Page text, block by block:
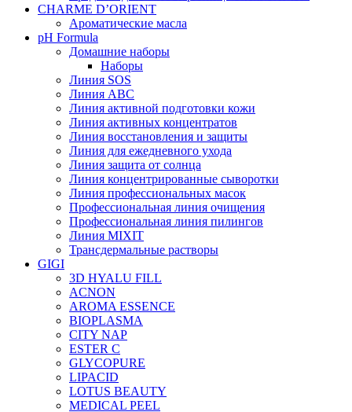
CHARME D’ORIENT
Ароматические масла
pH Formula
Домашние наборы
Наборы
Линия SOS
Линия АВС
Линия активной подготовки кожи
Линия активных концентратов
Линия восстановления и защиты
Линия для ежедневного ухода
Линия защита от солнца
Линия концентрированные сыворотки
Линия профессиональных масок
Профессиональная линия очищения
Профессиональная линия пилингов
Линия MIXIT
Трансдермальные растворы
GIGI
3D HYALU FILL
ACNON
AROMA ESSENCE
BIOPLASMA
CITY NAP
ESTER C
GLYCOPURE
LIPACID
LOTUS BEAUTY
MEDICAL PEEL